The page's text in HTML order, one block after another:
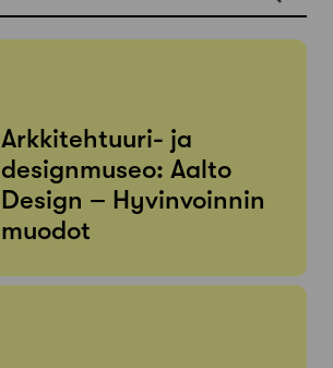
Arkkitehtuuri- ja
designmuseo: Aalto
Design – Hyvinvoinnin
muodot